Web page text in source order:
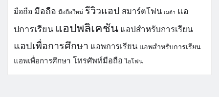
มือถือ มือถือ มือถือใหม่ รีวิวแอป สมาร์ตโฟน เมต้า แอ
ปการเรียน แอปพลิเคชัน แอปสำหรับการเรียน
แอปเพื่อการศึกษา แอพการเรียน แอพสำหรับการเรียน
แอพเพื่อการศึกษา โทรศัพท์มือถือ ไอโฟน